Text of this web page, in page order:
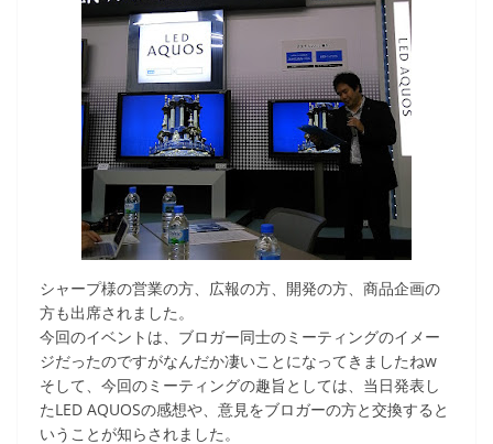
シャープ様の営業の方、広報の方、開発の方、商品企画の
方も出席されました。
今回のイベントは、ブロガー同士のミーティングのイメー
ジだったのですがなんだか凄いことになってきましたねw
そして、今回のミーティングの趣旨としては、当日発表し
たLED AQUOSの感想や、意見をブロガーの方と交換すると
いうことが知らされました。